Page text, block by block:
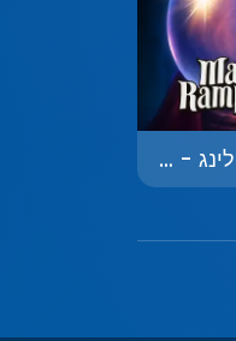
דיסקו באולינג - Disco Bowling